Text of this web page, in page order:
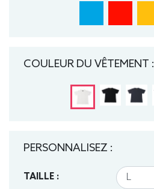
COULEUR DU VÊTEMENT :
PERSONNALISEZ :
TAILLE :